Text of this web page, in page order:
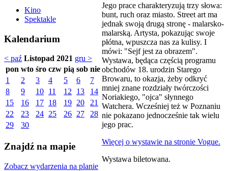
Kino
Spektakle
Kalendarium
< paź Listopad 2021 gru >
pon wto śro czw pią sob nie
1
2 3 4 5 6
7
8
9 10 11 12 13
14
15
16 17 18 19 20
21
22
23 24 25 26 27
28
29
30
Znajdź na mapie
Zobacz wydarzenia na planie
Jego prace charakteryzują trzy słowa:
bunt, ruch oraz miasto. Street art ma
jednak swoją drugą stronę - malarsko-
malarską. Artysta, pokazując swoje
płótna, wpuszcza nas za kulisy. I
mówi: "Sejf jest za obrazem".​
Wystawa, będąca częścią programu
obchodów 18. urodzin Starego
Browaru, to okazja, żeby odkryć
mniej znane rozdziały twórczości
Noriakiego, "ojca" słynnego
Watchera. Wcześniej też w Poznaniu
nie pokazano jednocześnie tak wielu
jego prac.
Więcej o wystawie na stronie Vogue.
Wystawa biletowana.